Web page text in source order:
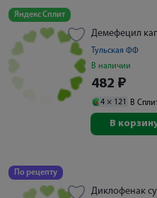
Яндекс Сплит
Демефецил
Тульская ФФ
В наличии
482 ₽
4 × 121 В
В
По рецепту
Диклофенак